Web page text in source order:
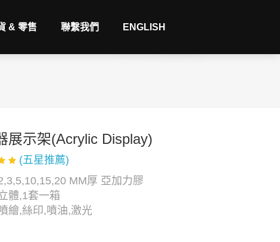
& 零售 聯繫我們 ENGLISH
展示架(Acrylic Display)
(五星推薦)
MM厚 亞加力膠
體,1套一箱
繪,絲印,噴油,激光